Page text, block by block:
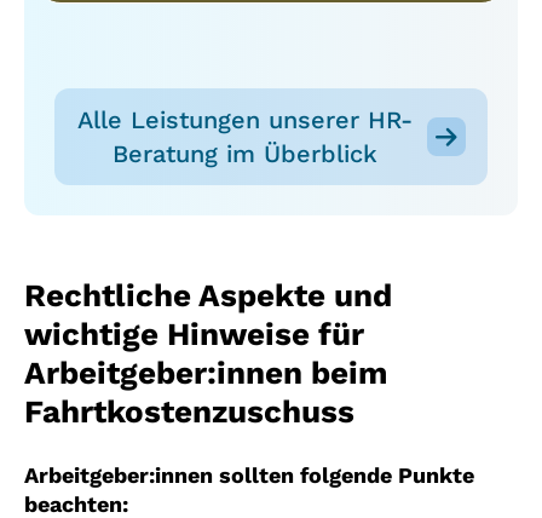
Alle Leistungen unserer HR-
Beratung im Überblick
Rechtliche Aspekte und
wichtige Hinweise für
Arbeitgeber:innen beim
Fahrtkostenzuschuss
Arbeitgeber:innen sollten folgende Punkte
beachten: